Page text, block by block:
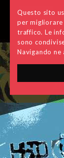
Questo sito
per migliorare
traffico. Le
sono
Navigando